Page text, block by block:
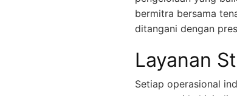
bermitra bersama
ditangani dengan
Layanan
Setiap operasional